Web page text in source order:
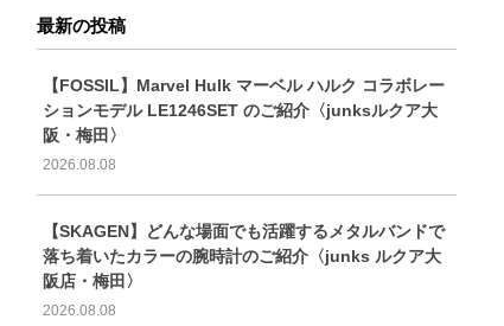
最新の投稿
【FOSSIL】Marvel Hulk マーベル ハルク コラボレー
ションモデル LE1246SET のご紹介〈junksルクア大
阪・梅田〉
2026.08.08
【SKAGEN】どんな場面でも活躍するメタルバンドで
落ち着いたカラーの腕時計のご紹介〈junks ルクア大
阪店・梅田〉
2026.08.08